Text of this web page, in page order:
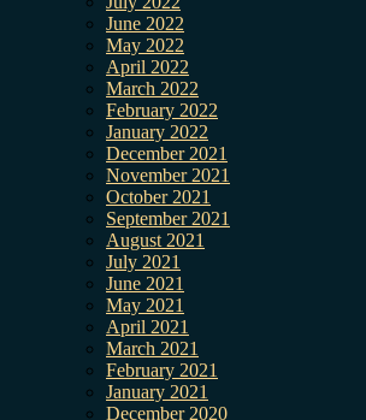
June 2022
May 2022
April 2022
March 2022
February 2022
January 2022
December 2021
November 2021
October 2021
September 2021
August 2021
July 2021
June 2021
May 2021
April 2021
March 2021
February 2021
January 2021
December 2020